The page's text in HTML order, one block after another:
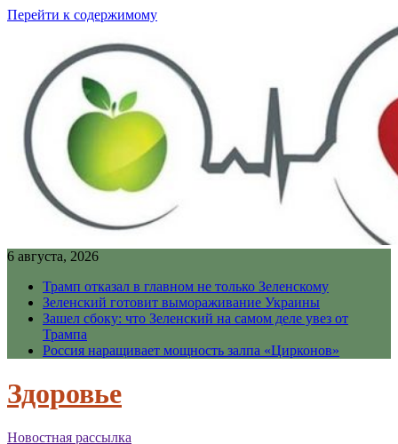
Перейти к содержимому
6 августа, 2026
Трамп отказал в главном не только Зеленскому
Зеленский готовит вымораживание Украины
Зашел сбоку: что Зеленский на самом деле увез от
Трампа
Россия наращивает мощность залпа «Цирконов»
Здоровье
Новостная рассылка